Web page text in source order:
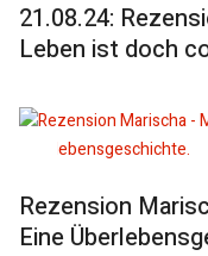
21.08.24:
Leben ist doch
Rezension
Eine